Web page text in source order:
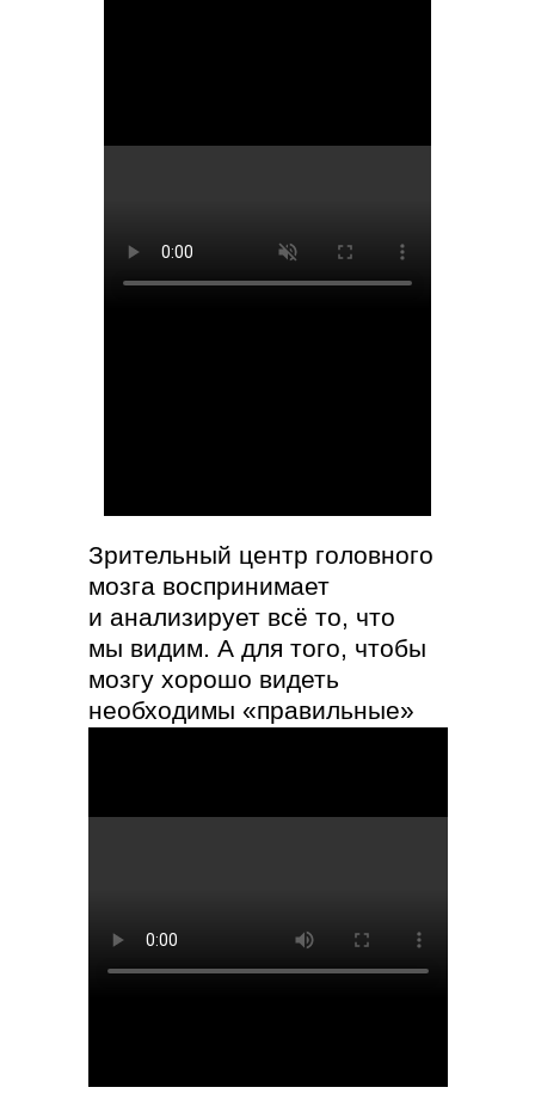
Зрительный центр головного
мозга воспринимает
и анализирует всё то, что
мы видим. А для того, чтобы
мозгу хорошо видеть
необходимы «правильные»